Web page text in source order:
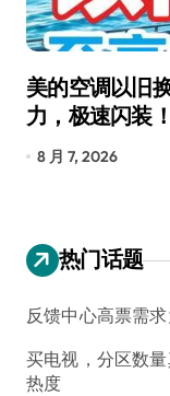
美的空调以旧
力，极速闪装！
8 月 7, 2026
热门话题
反馈中心高票需
买电视，分区数
热度